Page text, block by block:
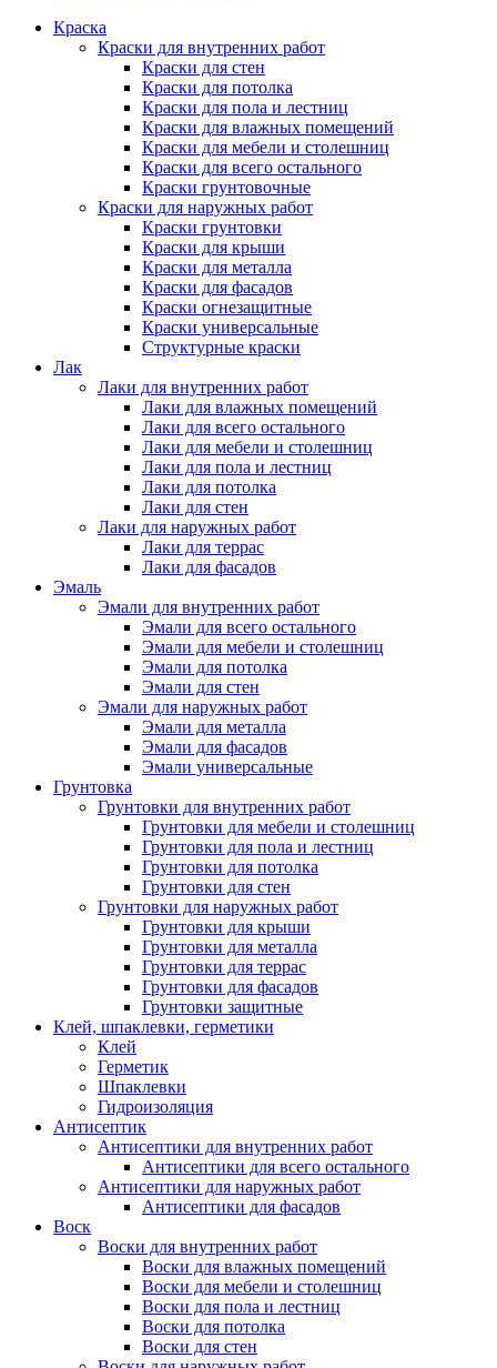
Краска
Краски для внутренних работ
Краски для стен
Краски для потолка
Краски для пола и лестниц
Краски для влажных помещений
Краски для мебели и столешниц
Краски для всего остального
Краски грунтовочные
Краски для наружных работ
Краски грунтовки
Краски для крыши
Краски для металла
Краски для фасадов
Краски огнезащитные
Краски универсальные
Структурные краски
Лак
Лаки для внутренних работ
Лаки для влажных помещений
Лаки для всего остального
Лаки для мебели и столешниц
Лаки для пола и лестниц
Лаки для потолка
Лаки для стен
Лаки для наружных работ
Лаки для террас
Лаки для фасадов
Эмаль
Эмали для внутренних работ
Эмали для всего остального
Эмали для мебели и столешниц
Эмали для потолка
Эмали для стен
Эмали для наружных работ
Эмали для металла
Эмали для фасадов
Эмали универсальные
Грунтовка
Грунтовки для внутренних работ
Грунтовки для мебели и столешниц
Грунтовки для пола и лестниц
Грунтовки для потолка
Грунтовки для стен
Грунтовки для наружных работ
Грунтовки для крыши
Грунтовки для металла
Грунтовки для террас
Грунтовки для фасадов
Грунтовки защитные
Клей, шпаклевки, герметики
Клей
Герметик
Шпаклевки
Гидроизоляция
Антисептик
Антисептики для внутренних работ
Антисептики для всего остального
Антисептики для наружных работ
Антисептики для фасадов
Воск
Воски для внутренних работ
Воски для влажных помещений
Воски для мебели и столешниц
Воски для пола и лестниц
Воски для потолка
Воски для стен